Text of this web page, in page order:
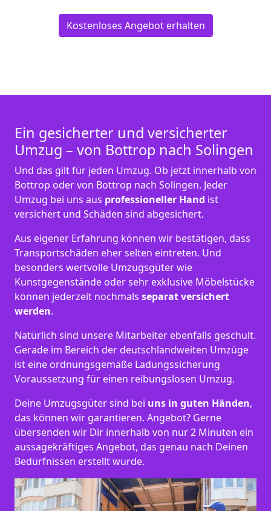
Kostenloses Angebot erhalten
Ein gesicherter und versicherter
Umzug – von Bottrop nach Solingen
Und das gilt für jeden Umzug. Ob jetzt innerhalb von
Bottrop oder von Bottrop nach Solingen. Jeder
Umzug bei uns aus professioneller Hand ist
versichert und Schäden sind abgesichert.
Aus eigener Erfahrung können wir bestätigen, dass
Transportschäden eher selten eintreten. Und
besonders wertvolle Umzugsgüter wie
Kunstgegenstände oder sehr exklusive Möbelstücke
können jederzeit nochmals separat versichert
werden.
Natürlich sind unsere Mitarbeiter ebenfalls geschult.
Gerade im Bereich der deutschlandweiten Umzüge
ist eine ordnungsgemäße Ladungssicherung
Voraussetzung für einen reibungslosen Umzug.
Deine Umzugsgüter sind bei uns in guten Händen,
das können wir garantieren. Angebot? Gerne
übersenden wir Dir innerhalb von nur 2 Minuten ein
aussagekräftiges Angebot, das genau nach Deinen
Bedürfnissen erstellt wurde.